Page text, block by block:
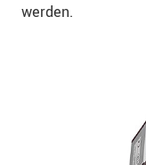
werden.